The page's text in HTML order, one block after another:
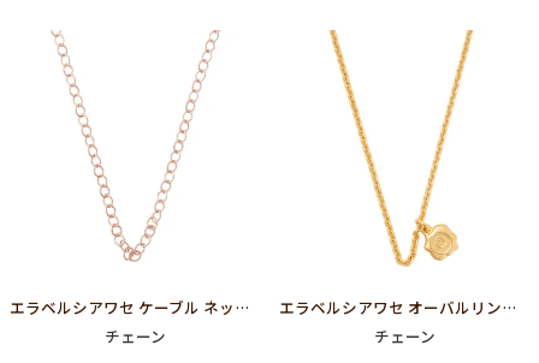
エラベルシアワセ ケーブル ネックレス チェーン（マットピンクゴールド）
チェーン
エラベルシアワセ オーバルリンク ネックレス チェーン（マットゴールド）
チェーン